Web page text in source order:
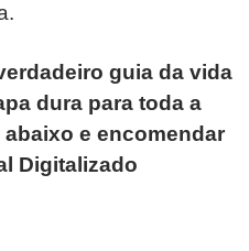
guia da vida
dura para toda a
e encomendar
Digitalizado